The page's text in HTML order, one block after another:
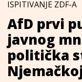
ISPITIVANJE ZDF-A
AfD prvi
javnog
politička